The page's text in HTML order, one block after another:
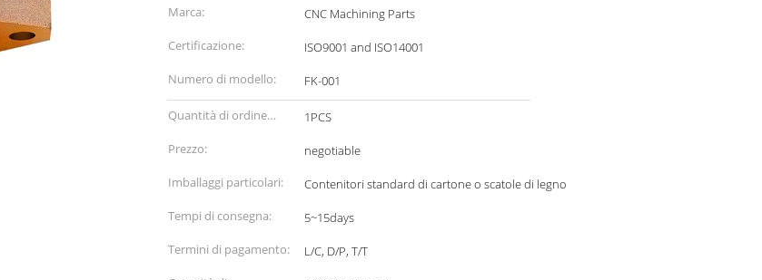
Marca:
CNC Machining Parts
Certificazione:
ISO9001 and ISO14001
Numero di modello:
FK-001
Quantità di ordine
minimo:
1PCS
Prezzo:
negotiable
Imballaggi particolari:
Contenitori standard di cartone o scatole di legno
Tempi di consegna:
5~15days
Termini di pagamento:
L/C, D/P, T/T